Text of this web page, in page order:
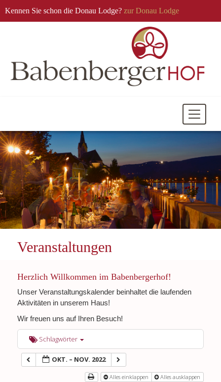
Kennen Sie schon die Donau Lodge? zur Donau Lodge
Mobile
Veranstaltungen
Herzlich Willkommen im Babenbergerhof!
Unser Veranstaltungskalender beinhaltet die laufenden
Aktivitäten in unserem Haus!
Wir freuen uns auf Ihren Besuch!
Schlagwörter
OKT. – NOV. 2022
Alles einklappen Alles ausklappen